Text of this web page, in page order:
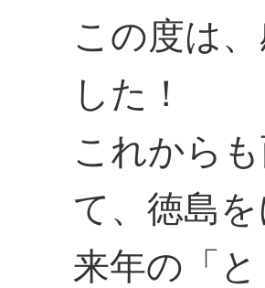
この度は
した！
これから
て、徳島
来年の「